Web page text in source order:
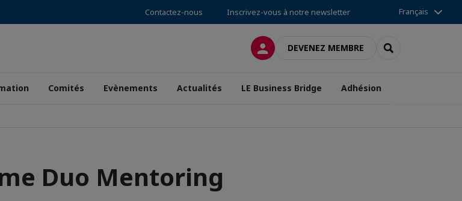
Contactez-nous Inscrivez-vous à notre newsletter Français
CONNEXIONDEVENEZ MEMBRE RECHERCHER
Comités Evènements Actualités LE Business Bridge Adhésion
Duo Mentoring